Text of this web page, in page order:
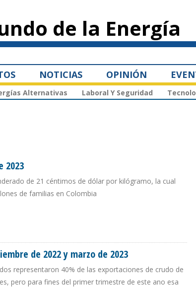
principal
de la Energía
NOTICIAS OPINIÓN
Alternativas Laboral Y Seguridad
2023
de 21 céntimos de dólar por kilógramo, la cual
de familias en Colombia
de 2022 y marzo de 2023
representaron 40% de las exportaciones de crudo de
pero para fines del primer trimestre de este ano esa